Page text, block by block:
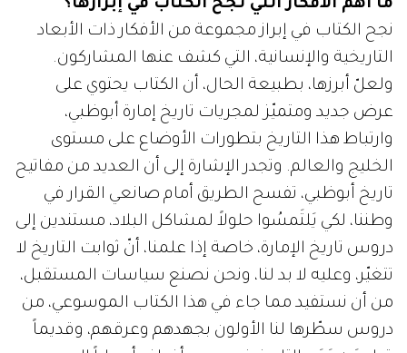
ما أهم الأفكار التي نجح الكتاب في إبرازها؟
نجح الكتاب في إبراز مجموعة من الأفكار ذات الأبعاد
التاريخية والإنسانية، التي كشف عنها المشاركون.
ولعلّ أبرزها، بطبيعة الحال، أن الكتاب يحتوي على
عرض جديد ومتميّز لمجريات تاريخ إمارة أبوظبي،
وارتباط هذا التاريخ بتطورات الأوضاع على مستوى
الخليج والعالم. وتجدر الإشارة إلى أن العديد من مفاتيح
تاريخ أبوظبي، تفسح الطريق أمام صانعي القرار في
وطننا، لكي يَلتَمسُوا حلولاً لمشاكل البلاد، مستندين إلى
دروس تاريخ الإمارة، خاصة إذا علمنا، أنّ ثوابت التاريخ لا
تتغيّر، وعليه لا بد لنا، ونحن نصنع سياسات المستقبل،
من أن نستفيد مما جاء في هذا الكتاب الموسوعي، من
دروس سطّرها لنا الأولون بجهدهم وعرقهم، وقديماً